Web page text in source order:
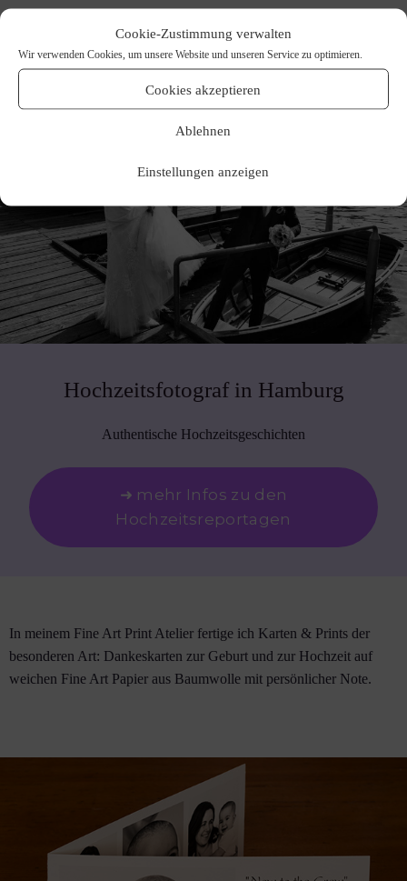
Cookie-Zustimmung verwalten
Wir verwenden Cookies, um unsere Website und unseren Service zu optimieren.
Cookies akzeptieren
Ablehnen
Einstellungen anzeigen
Hochzeitsfotograf in Hamburg
Authentische Hochzeitsgeschichten
➜ mehr Infos zu den
Hochzeitsreportagen
In meinem Fine Art Print Atelier fertige ich Karten & Prints der
besonderen Art: Dankeskarten zur Geburt und zur Hochzeit auf
weichen Fine Art Papier aus Baumwolle mit persönlicher Note.